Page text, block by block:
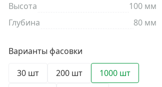
Высота
100 мм
Глубина
80 мм
Варианты фасовки
30 шт
200 шт
1000 шт